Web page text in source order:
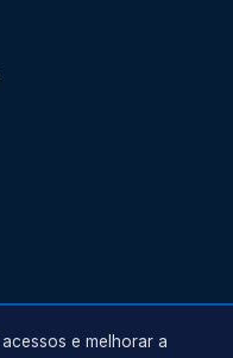
e melhorar a